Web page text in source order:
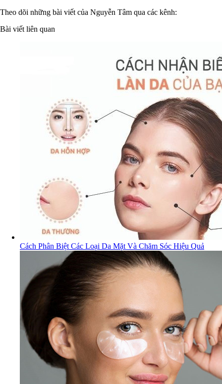
Theo dõi những bài viết của Nguyễn Tâm qua các kênh:
Bài viết liên quan
Cách Phân Biệt Các Loại Da Mặt Và Chăm Sóc Hiệu Quả